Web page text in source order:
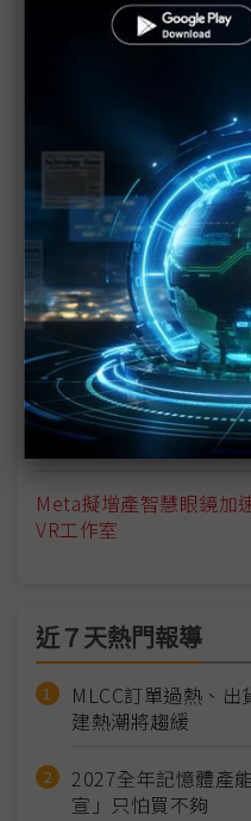
Vivo終止開發的啟示
光波導技術邁入深水區
徐秀蘭閃過SiC紅海區
塑戰場
XR邁向長時配戴新里
蘋果、三星料加入智慧
併加速
台灣囝仔闖智慧眼鏡之
合璧」鎖定戶外賽道
Meta擬增產智慧眼鏡
VR工作室
近７天熱門報導
MLCC訂單過熱、
建熱潮將趨緩
2027全年記憶體產
宣」只怕買不夠